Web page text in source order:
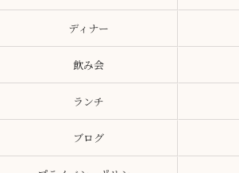
ディナー
飲み会
ランチ
ブログ